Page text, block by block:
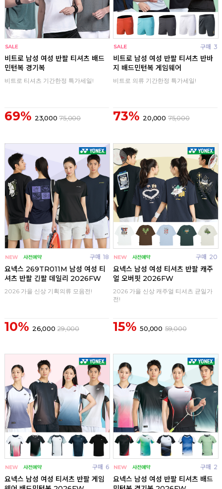
비트로 남성 여성 반팔 티셔츠 배드
민턴복 경기복
비트로 티셔츠 기간한정 특가세일!
69% 23,000 75,000
구매 3
비트로 남성 여성 반팔 티셔츠 반바
지 배드민턴복 게임웨어
비트로 의류 기간한정 특가세일!
73% 20,000 75,000
구매 18
요넥스 269TR011M 남성 여성 티
셔츠 반팔 긴팔 데일리 2026FW
2026 가을 신상 기획의류 모음전!
10% 26,000 29,000
구매 20
요넥스 남성 여성 티셔츠 반팔 캐주
얼 오버핏 2026FW
2026 가을 신상 캐주얼 티셔츠 균일가
전!
15% 50,000 59,000
구매 6
요넥스 남성 여성 티셔츠 반팔 게임
구매 2
요넥스 남성 여성 반팔 티셔츠 배드